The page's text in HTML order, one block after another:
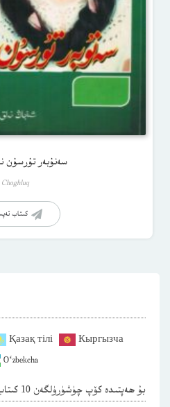
سەنۇبەر تۇرسۇن
Choghluq
كىتاب
Қазақ тілі
Кыргызча
O‘zbekcha
بۇ ھەپتىدە كۆپ چۈشۈرۈلگەن 10 كىتاب